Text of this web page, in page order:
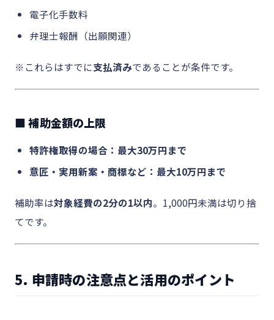
電子化手数料
弁理士報酬（出願関連）
※これらはすでに支払済みであることが条件です。
■ 補助金額の上限
特許権取得の場合：最大30万円まで
意匠・実用新案・商標など：最大10万円まで
補助率は対象経費の2分の1以内。1,000円未満は切り捨
てです。
5. 申請時の注意点と活用のポイント